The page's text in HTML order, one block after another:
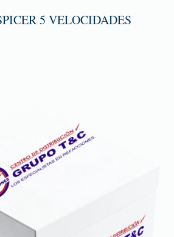
5 VELOCIDADES